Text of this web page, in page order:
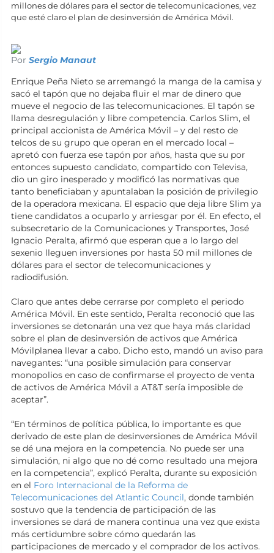
millones de dólares para el sector de telecomunicaciones, vez
que esté claro el plan de desinversión de América Móvil.
Por Sergio Manaut
Enrique Peña Nieto se arremangó la manga de la camisa y
sacó el tapón que no dejaba fluir el mar de dinero que
mueve el negocio de las telecomunicaciones. El tapón se
llama desregulación y libre competencia. Carlos Slim, el
principal accionista de América Móvil – y del resto de
telcos de su grupo que operan en el mercado local –
apretó con fuerza ese tapón por años, hasta que su por
entonces supuesto candidato, compartido con Televisa,
dio un giro inesperado y modificó las normativas que
tanto beneficiaban y apuntalaban la posición de privilegio
de la operadora mexicana. El espacio que deja libre Slim ya
tiene candidatos a ocuparlo y arriesgar por él. En efecto, el
subsecretario de la Comunicaciones y Transportes, José
Ignacio Peralta, afirmó que esperan que a lo largo del
sexenio lleguen inversiones por hasta 50 mil millones de
dólares para el sector de telecomunicaciones y
radiodifusión.
Claro que antes debe cerrarse por completo el periodo
América Móvil. En este sentido, Peralta reconoció que las
inversiones se detonarán una vez que haya más claridad
sobre el plan de desinversión de activos que América
Móvilplanea llevar a cabo. Dicho esto, mandó un aviso para
navegantes: “una posible simulación para conservar
monopolios en caso de confirmarse el proyecto de venta
de activos de América Móvil a AT&T sería imposible de
aceptar”.
“En términos de política pública, lo importante es que
derivado de este plan de desinversiones de América Móvil
se dé una mejora en la competencia. No puede ser una
simulación, ni algo que no dé como resultado una mejora
en la competencia”, explicó Peralta, durante su exposición
en el Foro Internacional de la Reforma de
Telecomunicaciones del Atlantic Council, donde también
sostuvo que la tendencia de participación de las
inversiones se dará de manera continua una vez que exista
más certidumbre sobre cómo quedarán las
participaciones de mercado y el comprador de los activos.